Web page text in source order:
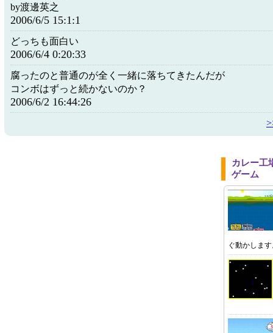
by渡邊英之
2006/6/5 15:1:1
どっちも面白い
2006/6/4 0:20:33
腐ったのと普通のが全く一緒に落ちてきたんだが
コンボはずっと続かないのか？
2006/6/2 16:44:26
カレー工
ゲーム
ぐ動かしま